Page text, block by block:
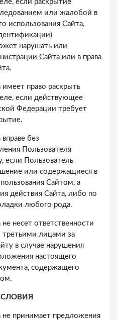
если раскрытие
или жалобой в
использования Сайта,
нарушать или
Сайта или в права
право раскрыть
если действующее
Федерации требует
без
Пользователя
если Пользователь
или содержащиеся в
Сайтом, а
действия Сайта, либо по
любого рода.
несет ответственности
третьими лицами за
в случае нарушения
настоящего
содержащего
принимает предложения